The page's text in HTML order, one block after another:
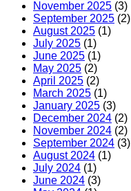
November 2025 (3)
September 2025 (2)
August 2025 (1)
July 2025 (1)
June 2025 (1)
May 2025 (2)
April 2025 (2)
March 2025 (1)
January 2025 (3)
December 2024 (2)
November 2024 (2)
September 2024 (3)
August 2024 (1)
July 2024 (1)
June 2024 (3)